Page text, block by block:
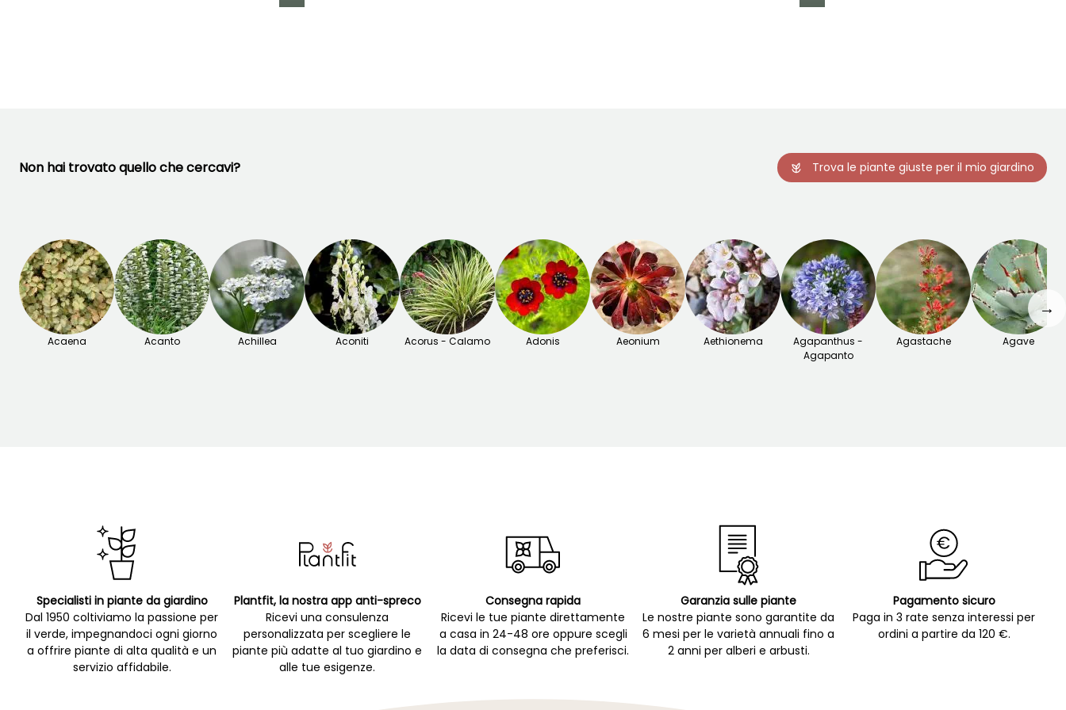
Non hai trovato quello che cercavi? Trova le piante giuste per il mio giardino
Acaena Acanto Achillea Aconiti Acorus - Calamo Adonis Aeonium Aethionema
Agapanthus -
Agapanto
Agastache Agave
→
Specialisti in piante da giardino
Dal 1950 coltiviamo la passione per
il verde, impegnandoci ogni giorno
a offrire piante di alta qualità e un
servizio affidabile.
Plantfit, la nostra app anti-spreco
Ricevi una consulenza
personalizzata per scegliere le
piante più adatte al tuo giardino e
alle tue esigenze.
Consegna rapida
Ricevi le tue piante direttamente
a casa in 24-48 ore oppure scegli
la data di consegna che preferisci.
Garanzia sulle piante
Le nostre piante sono garantite da
6 mesi per le varietà annuali fino a
2 anni per alberi e arbusti.
Pagamento sicuro
Paga in 3 rate senza interessi per
ordini a partire da 120 €.